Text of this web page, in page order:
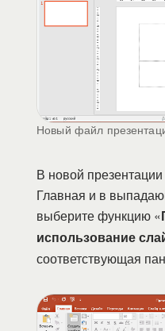
Новый файл
В новой
Главная и в
выберите функцию «
использование
соответствующая